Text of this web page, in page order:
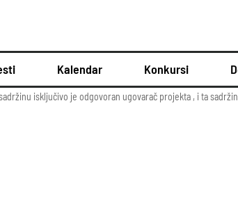
Kalendar Konkursi
isključivo je odgovoran ugovarač projekta , i ta